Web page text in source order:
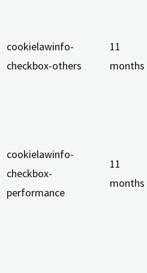
cookielawinfo-
checkbox-others
11
months
cookielawinfo-
checkbox-
performance
11
months